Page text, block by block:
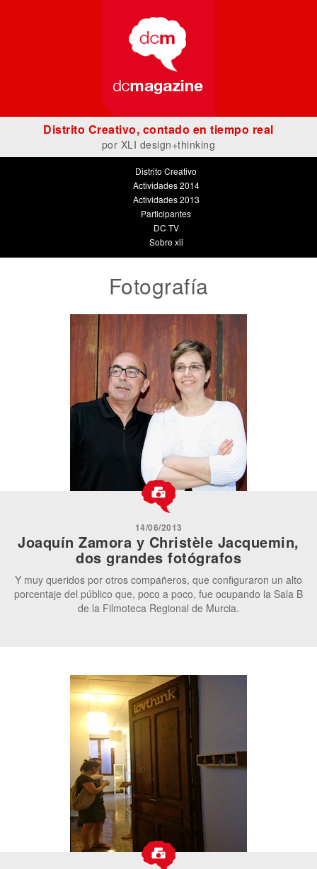
Distrito Creativo, contado en tiempo real
por XLI design+thinking
Distrito Creativo
Actividades 2014
Actividades 2013
Participantes
DC TV
Sobre xli
Fotografía
14/06/2013
Joaquín Zamora y Christèle Jacquemin,
dos grandes fotógrafos
Y muy queridos por otros compañeros, que configuraron un alto
porcentaje del público que, poco a poco, fue ocupando la Sala B
de la Filmoteca Regional de Murcia.